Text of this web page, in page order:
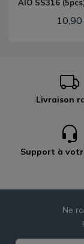
AIO SS316
10,90
Livraison
Support à
Ne